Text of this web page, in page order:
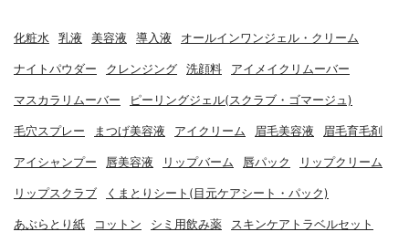
化粧水 乳液 美容液 導入液 オールインワンジェル・クリーム
ナイトパウダー クレンジング 洗顔料 アイメイクリムーバー
マスカラリムーバー ピーリングジェル(スクラブ・ゴマージュ)
毛穴スプレー まつげ美容液 アイクリーム 眉毛美容液 眉毛育毛剤
アイシャンプー 唇美容液 リップバーム 唇パック リップクリーム
リップスクラブ くまとりシート(目元ケアシート・パック)
あぶらとり紙 コットン シミ用飲み薬 スキンケアトラベルセット